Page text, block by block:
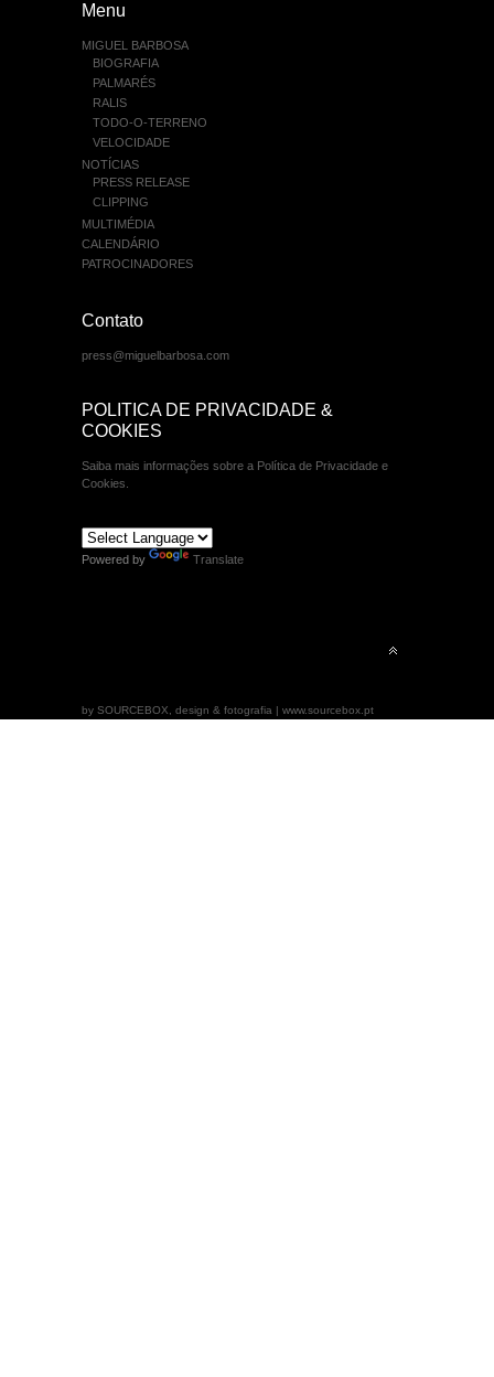
Menu
MIGUEL BARBOSA
BIOGRAFIA
PALMARÉS
RALIS
TODO-O-TERRENO
VELOCIDADE
NOTÍCIAS
PRESS RELEASE
CLIPPING
MULTIMÉDIA
CALENDÁRIO
PATROCINADORES
Contato
press@miguelbarbosa.com
POLITICA DE PRIVACIDADE &
COOKIES
Saiba mais informações sobre a Política de Privacidade e
Cookies.
Powered by Translate
by SOURCEBOX, design & fotografia | www.sourcebox.pt